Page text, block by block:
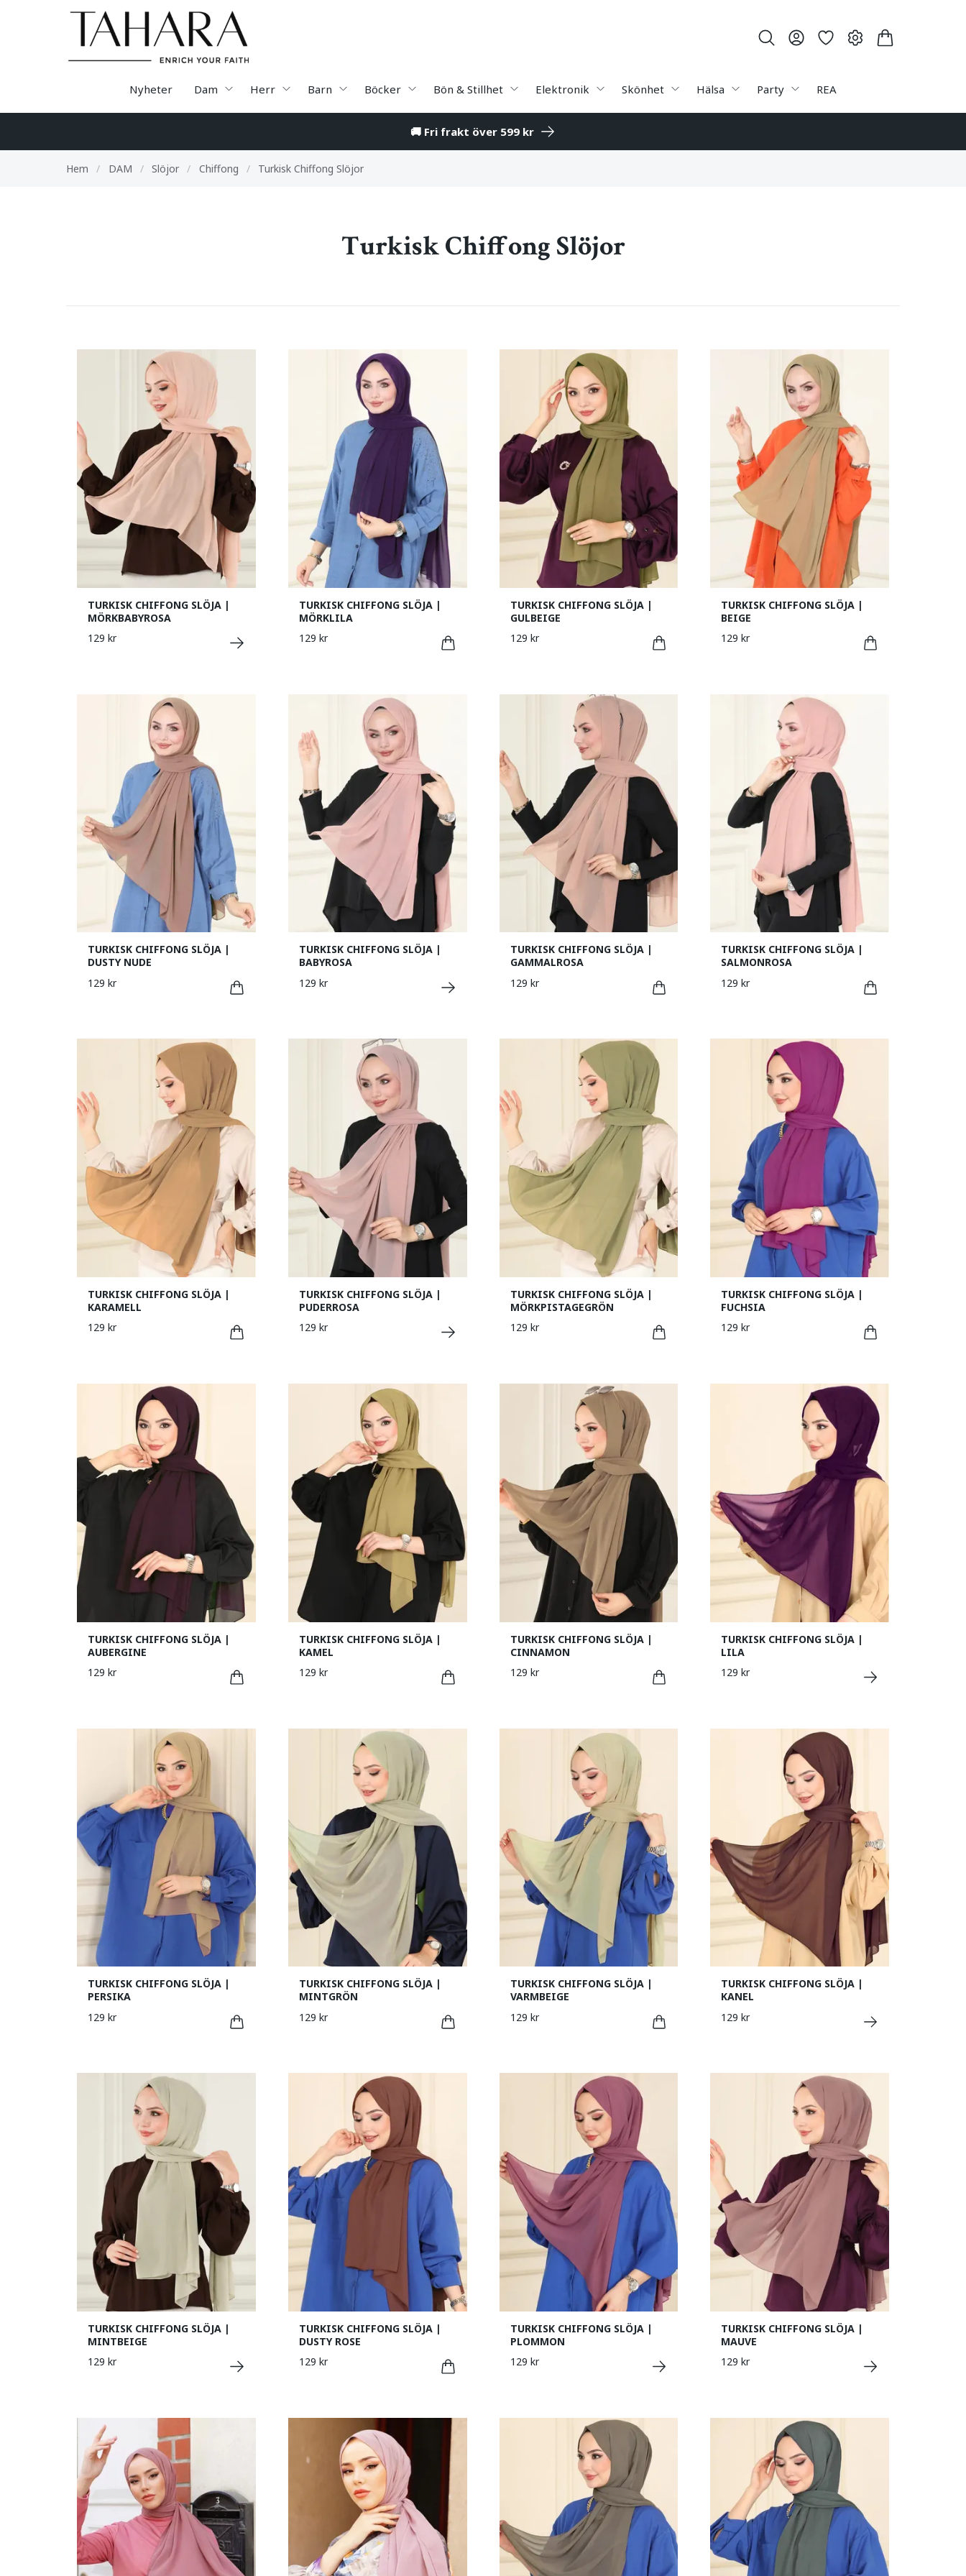
Nyheter Dam Herr Barn Böcker Bön & Stillhet Elektronik Skönhet Hälsa Party REA
🚚 Fri frakt över 599 kr
Hem / DAM / Slöjor / Chiffong / Turkisk Chiffong Slöjor
Turkisk Chiffong Slöjor
TURKISK CHIFFONG SLÖJA |
MÖRKBABYROSA
129 kr
TURKISK CHIFFONG SLÖJA |
MÖRKLILA
129 kr
TURKISK CHIFFONG SLÖJA |
GULBEIGE
129 kr
TURKISK CHIFFONG SLÖJA |
BEIGE
129 kr
TURKISK CHIFFONG SLÖJA |
DUSTY NUDE
129 kr
TURKISK CHIFFONG SLÖJA |
BABYROSA
129 kr
TURKISK CHIFFONG SLÖJA |
GAMMALROSA
129 kr
TURKISK CHIFFONG SLÖJA |
SALMONROSA
129 kr
TURKISK CHIFFONG SLÖJA |
KARAMELL
129 kr
TURKISK CHIFFONG SLÖJA |
PUDERROSA
129 kr
TURKISK CHIFFONG SLÖJA |
MÖRKPISTAGEGRÖN
129 kr
TURKISK CHIFFONG SLÖJA |
FUCHSIA
129 kr
TURKISK CHIFFONG SLÖJA |
AUBERGINE
129 kr
TURKISK CHIFFONG SLÖJA |
KAMEL
129 kr
TURKISK CHIFFONG SLÖJA |
CINNAMON
129 kr
TURKISK CHIFFONG SLÖJA |
LILA
129 kr
TURKISK CHIFFONG SLÖJA |
PERSIKA
129 kr
TURKISK CHIFFONG SLÖJA |
MINTGRÖN
129 kr
TURKISK CHIFFONG SLÖJA |
VARMBEIGE
129 kr
TURKISK CHIFFONG SLÖJA |
KANEL
129 kr
TURKISK CHIFFONG SLÖJA |
MINTBEIGE
129 kr
TURKISK CHIFFONG SLÖJA |
DUSTY ROSE
129 kr
TURKISK CHIFFONG SLÖJA |
PLOMMON
129 kr
TURKISK CHIFFONG SLÖJA |
MAUVE
129 kr